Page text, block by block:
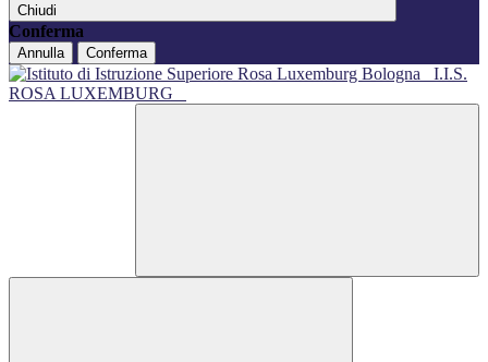
Chiudi
Conferma
Annulla Conferma
I.I.S.
ROSA LUXEMBURG